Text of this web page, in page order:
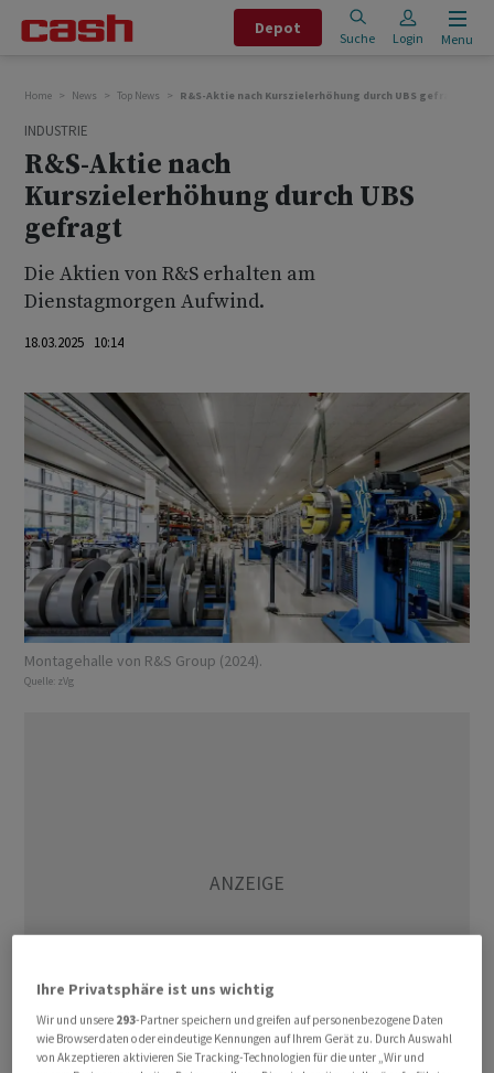
Depot
Suche Login Menu
Home News Top News R&S-Aktie nach Kurszielerhöhung durch UBS gefragt
INDUSTRIE
R&S-Aktie nach
Kurszielerhöhung durch UBS
gefragt
Die Aktien von R&S erhalten am
Dienstagmorgen Aufwind.
18.03.2025 10:14
Montagehalle von R&S Group (2024).
Quelle: zVg
Ihre Privatsphäre ist uns wichtig
Wir und unsere 293-Partner speichern und greifen auf personenbezogene Daten
wie Browserdaten oder eindeutige Kennungen auf Ihrem Gerät zu. Durch Auswahl
von Akzeptieren aktivieren Sie Tracking-Technologien für die unter „Wir und